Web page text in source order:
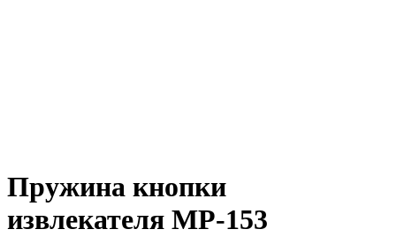
Пружина кнопки
извлекателя МР-153